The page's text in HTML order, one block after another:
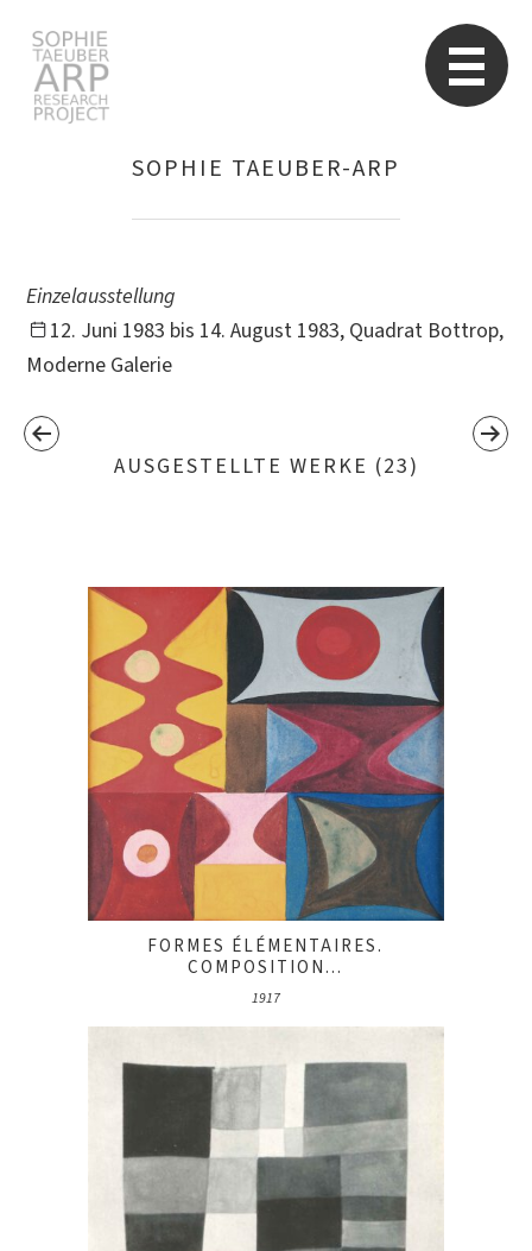
Suchen
SOPHIE TAEUBER-ARP
Einzelausstellung
12. Juni 1983 bis 14. August 1983, Quadrat Bottrop,
Moderne Galerie
AUSGESTELLTE WERKE (23)
FORMES ÉLÉMENTAIRES.
COMPOSITION...
1917